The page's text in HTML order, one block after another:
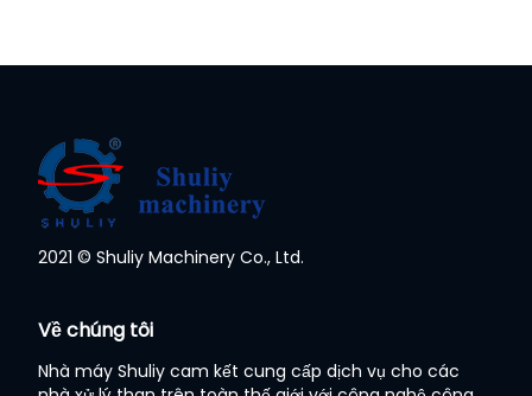
2021 © Shuliy Machinery Co., Ltd.
Về chúng tôi
Nhà máy Shuliy cam kết cung cấp dịch vụ cho các